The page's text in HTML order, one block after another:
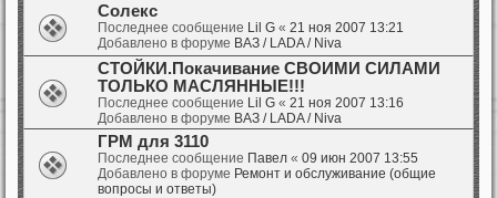
Солекс
Последнее сообщение Lil G « 21 ноя 2007 13:21
Добавлено в форуме ВАЗ / LADA / Niva
СТОЙКИ.Покачивание СВОИМИ СИЛАМИ
ТОЛЬКО МАСЛЯННЫЕ!!!
Последнее сообщение Lil G « 21 ноя 2007 13:16
Добавлено в форуме ВАЗ / LADA / Niva
ГРМ для 3110
Последнее сообщение Павел « 09 июн 2007 13:55
Добавлено в форуме Ремонт и обслуживание (общие
вопросы и ответы)